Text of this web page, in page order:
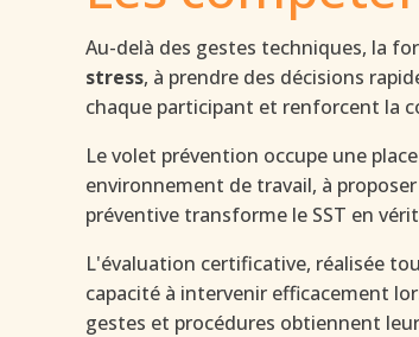
Au-delà des gestes techniques, la
stress, à prendre des décisions
chaque participant et renforcent la
Le volet prévention occupe une
environnement de travail, à
préventive transforme le SST en
L'évaluation certificative, réalisée
capacité à intervenir efficacement
gestes et procédures obtiennent